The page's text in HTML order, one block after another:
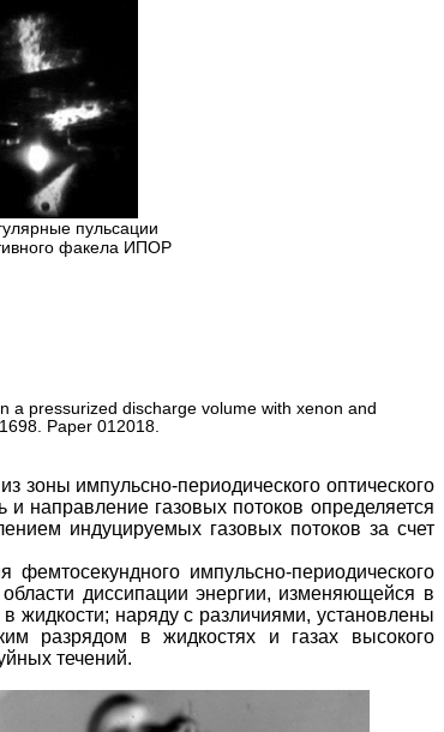
пульсации
факела ИПОР
a pressurized discharge volume with xenon and
Paper 012018.
зоны импульсно-периодического оптического
направление газовых потоков определяется
индуцируемых газовых потоков за счет
импульсно-периодического
диссипации энергии, изменяющейся в
жидкости; наряду с различиями, установлены
разрядом в жидкостях и газах высокого
течений.